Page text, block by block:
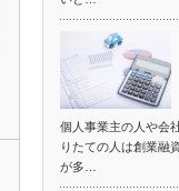
個人事業主の人や会
りたての人は創業融
が多…